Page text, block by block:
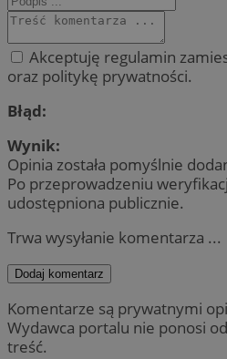
Akceptuję regulamin
oraz politykę prywatności.
Błąd:
Wynik:
Opinia została pomyślnie
Po przeprowadzeniu
udostępniona publicznie.
Trwa wysyłanie komentarza ...
Dodaj komentarz
Komentarze są prywatnymi
Wydawca portalu nie ponosi
treść.